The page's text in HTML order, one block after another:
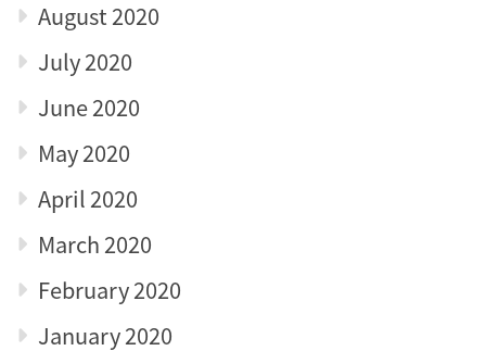
August 2020
July 2020
June 2020
May 2020
April 2020
March 2020
February 2020
January 2020